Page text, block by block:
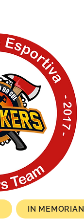
IN MEMORIAN